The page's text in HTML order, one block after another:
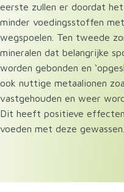
eerste zullen er doordat
minder voedingsstoffen
wegspoelen. Ten tweede
mineralen dat belangrijke
worden gebonden en
ook nuttige metaalionen
vastgehouden en weer
Dit heeft positieve
voeden met deze gewassen.